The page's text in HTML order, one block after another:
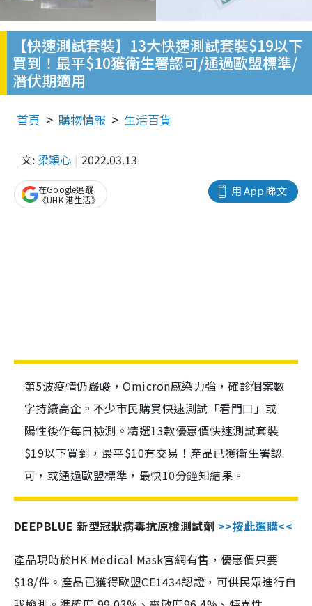
【快速測試套裝】13大快速測試套裝$19以下
買到！最平$10獲衛生署認可/通過歐盟標準/
潛伏期適用
首頁 購物情報 生活百貨
文: 梁穎心 2022.03.13
用 App 睇文
在Google追蹤
《UHK 港生活》
第5波疫情仍嚴峻，Omicron感染力強，確診個案數
字持續高企。不少市民購買快速測試「看門口」或
陽性後作每日檢測。精選13款優惠價快速測試套裝
$19以下買到，最平$10有交易！產品已獲衛生署認
可，或通過歐盟標準，最快10分鐘知結果。
DEEPBLUE 新型冠狀病毒抗原檢測試劑 >>按此選購<<
產品現時於HK Medical Mask官網有售，優惠價只要
$18/件。產品已獲得歐盟CE1434認證，可供民眾進行自